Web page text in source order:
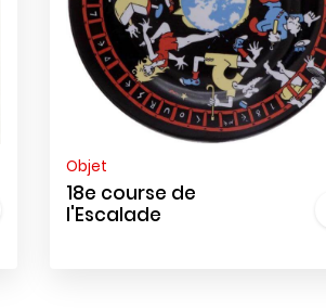
Objet
18e course de
l'Escalade